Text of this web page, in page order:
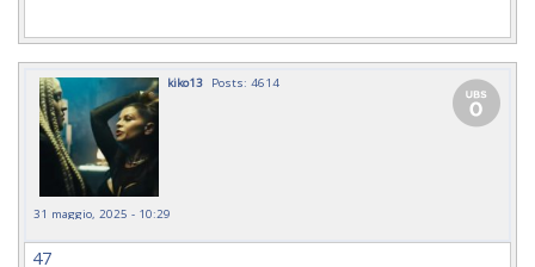
kiko13 Posts: 4614
31 maggio, 2025 - 10:29
47